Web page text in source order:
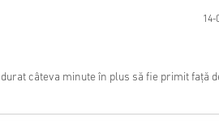
14-
câteva minute în plus să fie primit față